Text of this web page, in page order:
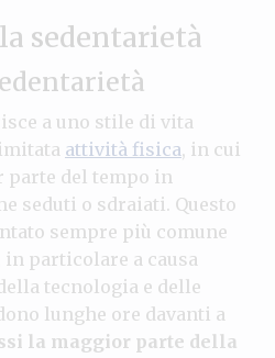
sedentarietà
a uno stile di vita
attività fisica, in cui
parte del tempo in
seduti o sdraiati. Questo
sempre più comune
particolare a causa
tecnologia e delle
lunghe ore davanti a
la maggior parte della